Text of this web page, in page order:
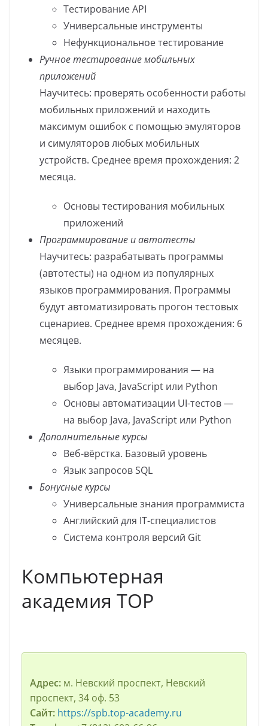
Тестирование API
Универсальные инструменты
Нефункциональное тестирование
Ручное тестирование мобильных
приложений
Научитесь: проверять особенности работы
мобильных приложений и находить
максимум ошибок с помощью эмуляторов
и симуляторов любых мобильных
устройств. Среднее время прохождения: 2
месяца.
Основы тестирования мобильных
приложений
Программирование и автотесты
Научитесь: разрабатывать программы
(автотесты) на одном из популярных
языков программирования. Программы
будут автоматизировать прогон тестовых
сценариев. Среднее время прохождения: 6
месяцев.
Языки программирования — на
выбор Java, JavaScript или Python
Основы автоматизации UI-тестов —
на выбор Java, JavaScript или Python
Дополнительные курсы
Веб-вёрстка. Базовый уровень
Язык запросов SQL
Бонусные курсы
Универсальные знания программиста
Английский для IT-специалистов
Система контроля версий Git
Компьютерная
академия TOP
Адрес:м. Невский проспект, Невский
проспект, 34 оф. 53
Сайт: https://spb.top-academy.ru